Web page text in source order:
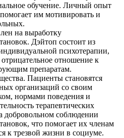
обучение. Личный опыт
им мотивировать и
на выработку
Дэйтоп состоит из
психотерапии,
отношение к
препаратам.
Пациенты становятся
организаций со своим
нормами поведения и
терапевтических
добровольном соблюдении
что помогает их членам
к трезвой жизни в социуме.